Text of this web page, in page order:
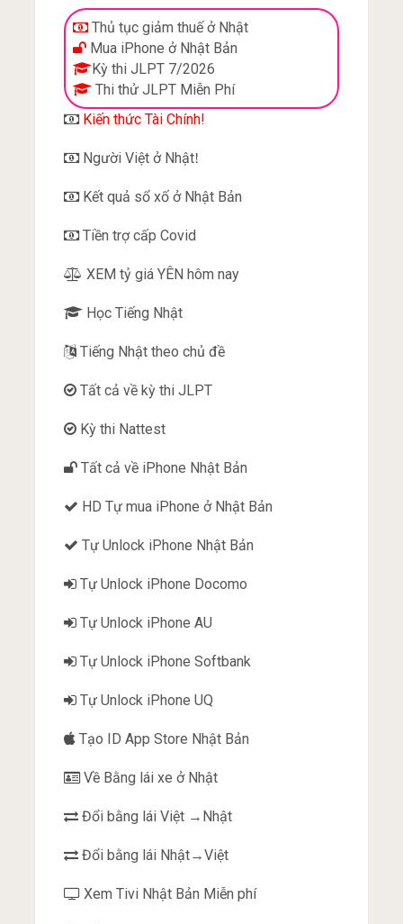
Thủ tục giảm thuế ở Nhật
Mua iPhone ở Nhật Bản
Kỳ thi JLPT 7/2026
Thi thử JLPT Miễn Phí
Kiến thức Tài Chính!
Người Việt ở Nhật!
Kết quả sổ xố ở Nhật Bản
Tiền trợ cấp Covid
XEM tỷ giá YÊN hôm nay
Học Tiếng Nhật
Tiếng Nhật theo chủ đề
Tất cả về kỳ thi JLPT
Kỳ thi Nattest
Tất cả về iPhone Nhật Bản
HD Tự mua iPhone ở Nhật Bản
Tự Unlock iPhone Nhật Bản
Tự Unlock iPhone Docomo
Tự Unlock iPhone AU
Tự Unlock iPhone Softbank
Tự Unlock iPhone UQ
Tạo ID App Store Nhật Bản
Về Bằng lái xe ở Nhật
Đổi bằng lái Việt →Nhật
Đổi bằng lái Nhật→Việt
Xem Tivi Nhật Bản Miễn phí